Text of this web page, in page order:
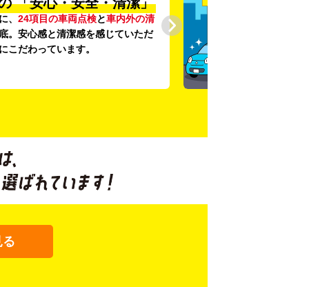
、 24項目の車両点検と車内外の清
。安心感と清潔感を感じていただ
こだわっています。